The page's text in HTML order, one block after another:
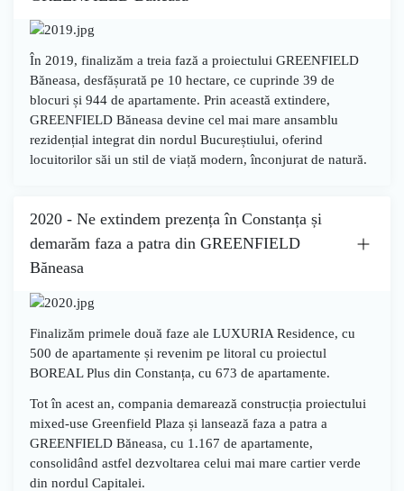
În 2019, finalizăm a treia fază a proiectului GREENFIELD
Băneasa, desfășurată pe 10 hectare, ce cuprinde 39 de
blocuri și 944 de apartamente. Prin această extindere,
GREENFIELD Băneasa devine cel mai mare ansamblu
rezidențial integrat din nordul Bucureștiului, oferind
locuitorilor săi un stil de viață modern, înconjurat de natură.
2020 - Ne extindem prezența în Constanța și
demarăm faza a patra din GREENFIELD
Băneasa
Finalizăm primele două faze ale LUXURIA Residence, cu
500 de apartamente și revenim pe litoral cu proiectul
BOREAL Plus din Constanța, cu 673 de apartamente.
Tot în acest an, compania demarează construcția proiectului
mixed-use Greenfield Plaza și lansează faza a patra a
GREENFIELD Băneasa, cu 1.167 de apartamente,
consolidând astfel dezvoltarea celui mai mare cartier verde
din nordul Capitalei.